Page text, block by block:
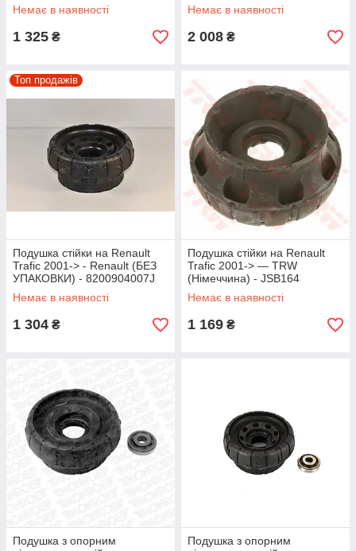
Немає в наявності
1 325 ₴
— Hutchinson - KS03
Немає в наявності
2 008 ₴
Топ продажів
Подушка стійки на Renault
Trafic 2001-> - Renault (БЕЗ
УПАКОВКИ) - 8200904007J
Немає в наявності
1 304 ₴
Подушка стійки на Renault
Trafic 2001-> — TRW
(Німеччина) - JSB164
Немає в наявності
1 169 ₴
Подушка з опорним
Подушка з опорним